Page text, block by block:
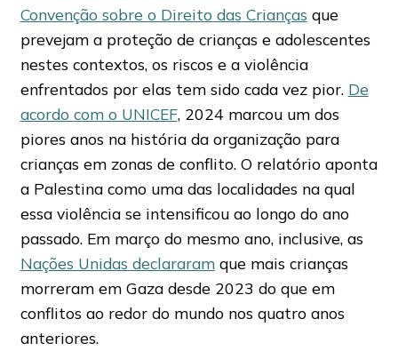
Convenção sobre o Direito das Crianças que
prevejam a proteção de crianças e adolescentes
nestes contextos, os riscos e a violência
enfrentados por elas tem sido cada vez pior. De
acordo com o UNICEF, 2024 marcou um dos
piores anos na história da organização para
crianças em zonas de conflito. O relatório aponta
a Palestina como uma das localidades na qual
essa violência se intensificou ao longo do ano
passado. Em março do mesmo ano, inclusive, as
Nações Unidas declararamque mais crianças
morreram em Gaza desde 2023 do que em
conflitos ao redor do mundo nos quatro anos
anteriores.